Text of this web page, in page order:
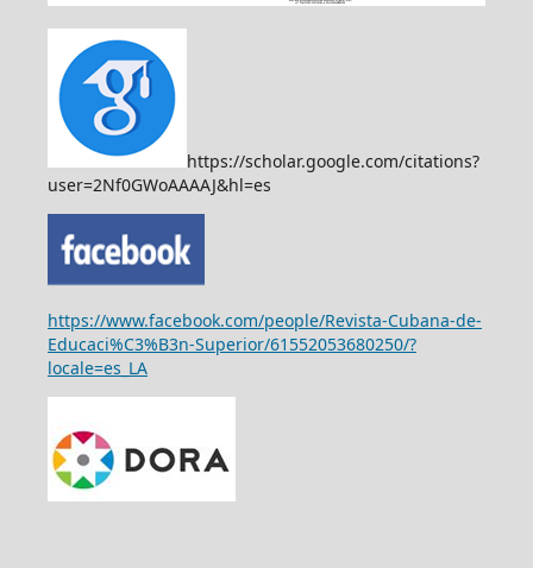
https://scholar.google.com/citations?
user=2Nf0GWoAAAAJ&hl=es
https://www.facebook.com/people/Revista-Cubana-de-
Educaci%C3%B3n-Superior/61552053680250/?
locale=es_LA